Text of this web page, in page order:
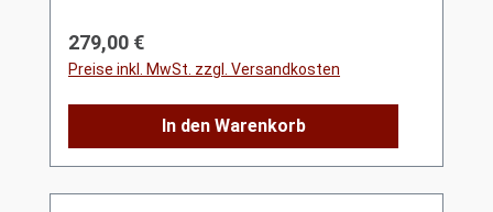
Regulärer Preis:
279,00 €
Preise inkl. MwSt. zzgl. Versandkosten
In den Warenkorb